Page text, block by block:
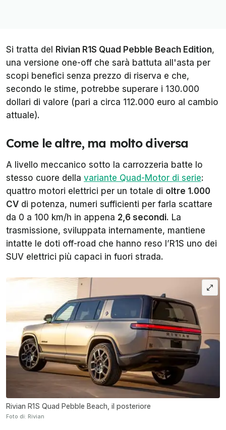
Si tratta del Rivian R1S Quad Pebble Beach Edition,
una versione one-off che sarà battuta all'asta per
scopi benefici senza prezzo di riserva e che,
secondo le stime, potrebbe superare i 130.000
dollari di valore (pari a circa 112.000 euro al cambio
attuale).
Come le altre, ma molto diversa
A livello meccanico sotto la carrozzeria batte lo
stesso cuore della variante Quad-Motor di serie:
quattro motori elettrici per un totale di oltre 1.000
CV di potenza, numeri sufficienti per farla scattare
da 0 a 100 km/h in appena 2,6 secondi. La
trasmissione, sviluppata internamente, mantiene
intatte le doti off-road che hanno reso l’R1S uno dei
SUV elettrici più capaci in fuori strada.
Rivian R1S Quad Pebble Beach, il posteriore
Foto di: Rivian